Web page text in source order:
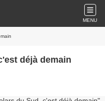
MENU
déjà demain